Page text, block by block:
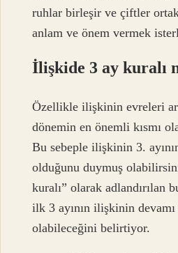
ruhlar birleşir ve çiftler
anlam ve önem vermek
İlişkide 3 ay kuralı
Özellikle ilişkinin evreleri
dönemin en önemli kısmı
Bu sebeple ilişkinin 3.
olduğunu duymuş
kuralı” olarak adlandırılan
ilk 3 ayının ilişkinin
olabileceğini belirtiyor.